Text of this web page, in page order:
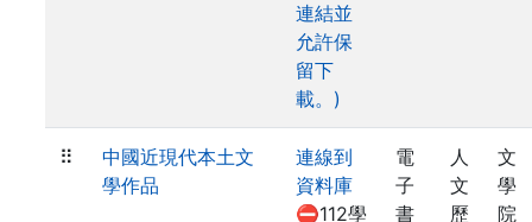
連結並
允許保
留下
載。)
⠿
中國近現代本土文
學作品
連線到
資料庫
⛔112學
電
子
書
人
文
歷
文
學
院